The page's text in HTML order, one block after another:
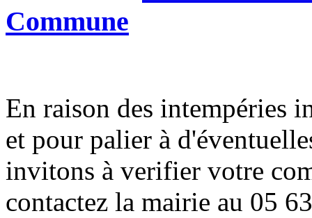
Commune
En raison des intempéries
et pour palier à
invitons à verifier votre
contactez la mairie au 05